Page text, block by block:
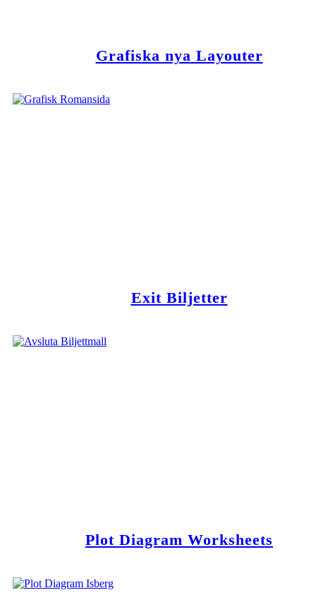
Grafiska nya Layouter
Exit Biljetter
Plot Diagram Worksheets